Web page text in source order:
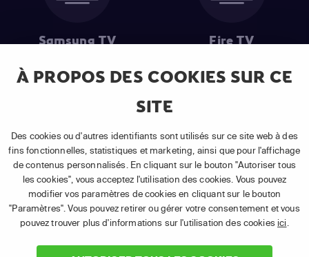
À PROPOS DES COOKIES SUR CE
SITE
Des cookies ou d'autres identifiants sont utilisés sur ce site web à des
fins fonctionnelles, statistiques et marketing, ainsi que pour l'affichage
de contenus personnalisés. En cliquant sur le bouton "Autoriser tous
les cookies", vous acceptez l'utilisation des cookies. Vous pouvez
modifier vos paramètres de cookies en cliquant sur le bouton
"Paramètres". Vous pouvez retirer ou gérer votre consentement et vous
pouvez trouver plus d'informations sur l'utilisation des cookies ici
Samsung TV Fire TV
souscription à un abonnement APP TV Basic.
(2) Prix de l'abonnement : TVA comprise, hors promotion, hors frais
uniques d'activation, hors frais de matériel et hors frais d'installation.
(3) Restart & Replay:Voir toutes les chaînes disposant de cette
fonctionnalité.